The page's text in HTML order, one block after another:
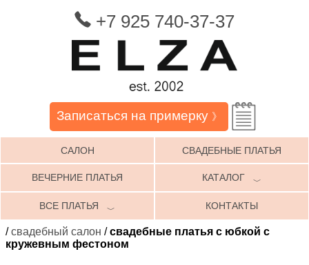
+7 925 740-37-37
Записаться на примерку 》
САЛОН СВАДЕБНЫЕ ПЛАТЬЯ
ВЕЧЕРНИЕ ПЛАТЬЯ КАТАЛОГ ﹀
ВСЕ ПЛАТЬЯ ﹀ КОНТАКТЫ
/свадебный салон /свадебные платья с юбкой с
кружевным фестоном